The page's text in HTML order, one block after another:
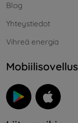
Blog
Yhteystiedot
Vihreä energia
Mobiilisovellus